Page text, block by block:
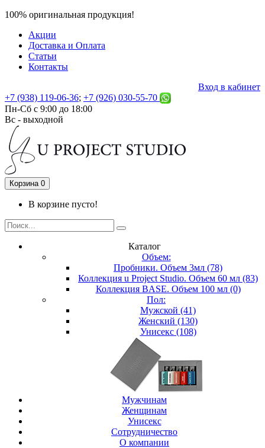
100% оригинальная продукция!
Акции
Доставка и Оплата
Статьи
Контакты
Вход в кабинет
+7 (938) 119-06-36; +7 (926) 030-55-70
Пн-Сб с 9:00 до 18:00
Вс - выходной
Корзина 0
В корзине пусто!
Каталог
Объем:
Пробники. Объем 3мл (78)
Коллекция u Project Studio. Объем 60 мл (83)
Коллекция BASE. Объем 100 мл (0)
Пол:
Мужской (41)
Женский (130)
Унисекс (108)
Мужчинам
Женщинам
Унисекс
Сотрудничество
О компании